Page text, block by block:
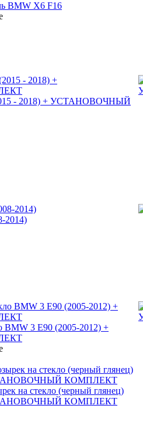
BMW X6 F16
- 2018) + УСТАНОВОЧНЫЙ
2014)
BMW 3 E90 (2005-2012) +
на стекло (черный глянец)
КОМПЛЕКТ